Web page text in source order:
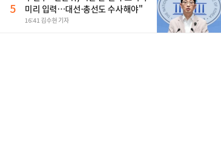
5
미리 입력…대선·총선도 수사해야"
16:41 김수현 기자